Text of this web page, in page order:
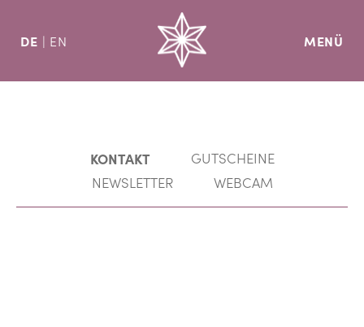
DE EN MENÜ
KONTAKT
GUTSCHEINE
NEWSLETTER
WEBCAM